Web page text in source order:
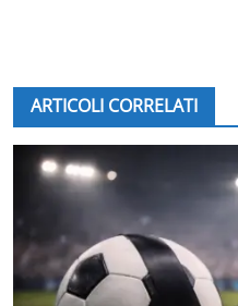
ARTICOLI CORRELATI